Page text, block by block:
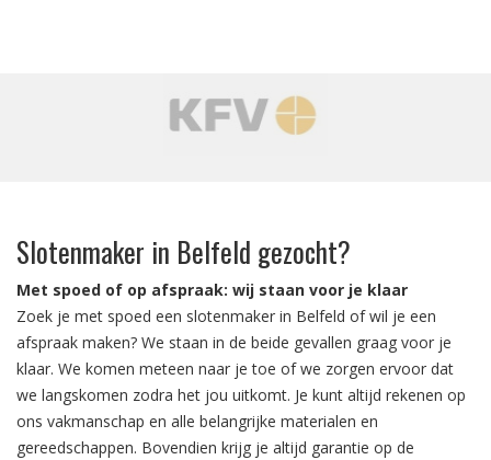
Slotenmaker in Belfeld gezocht?
Met spoed of op afspraak: wij staan voor je klaar
Zoek je met spoed een slotenmaker in Belfeld of wil je een
afspraak maken? We staan in de beide gevallen graag voor je
klaar. We komen meteen naar je toe of we zorgen ervoor dat
we langskomen zodra het jou uitkomt. Je kunt altijd rekenen op
ons vakmanschap en alle belangrijke materialen en
gereedschappen. Bovendien krijg je altijd garantie op de